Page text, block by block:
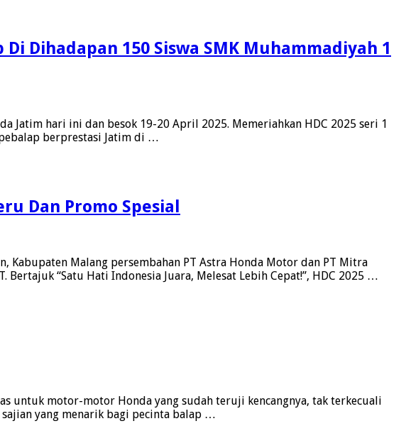
Dihadapan 150 Siswa SMK Muhammadiyah 1
Jatim hari ini dan besok 19-20 April 2025. Memeriahkan HDC 2025 seri 1
berprestasi Jatim di …
Dan Promo Spesial
Malang persembahan PT Astra Honda Motor dan PT Mitra
“Satu Hati Indonesia Juara, Melesat Lebih Cepat!”, HDC 2025 …
untuk motor-motor Honda yang sudah teruji kencangnya, tak terkecuali
sajian yang menarik bagi pecinta balap …